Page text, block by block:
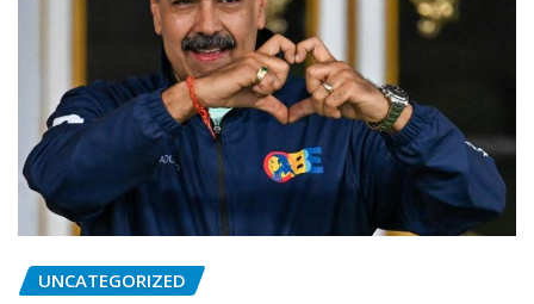
UNCATEGORIZED